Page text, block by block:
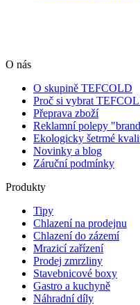
O nás
O skupině TEFCOLD
Proč si vybrat
Přeprava zboží
Reklamní polepy
Ekologicky šetrmé
Novinky a blog
Záruční podmínky
Produkty
Tipy
Chlazení na prodejnu
Chlazení do zázemí
Mrazicí zařízení
Prodej zmrzliny
Stavebnicové boxy
Gastro a kuchyně
Náhradní díly